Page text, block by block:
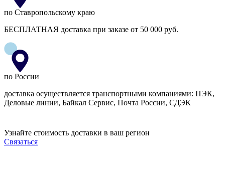
по Ставропольскому краю
БЕСПЛАТНАЯ доставка при заказе от 50 000 руб.
по России
доставка осуществляется транспортными компаниями: ПЭК,
Деловые линии, Байкал Сервис, Почта России, СДЭК
Узнайте стоимость доставки в ваш регион
Связаться